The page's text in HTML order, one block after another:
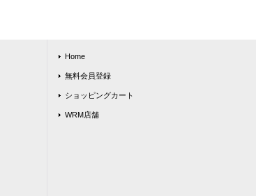
Home
無料会員登録
ショッピングカート
WRM店舗